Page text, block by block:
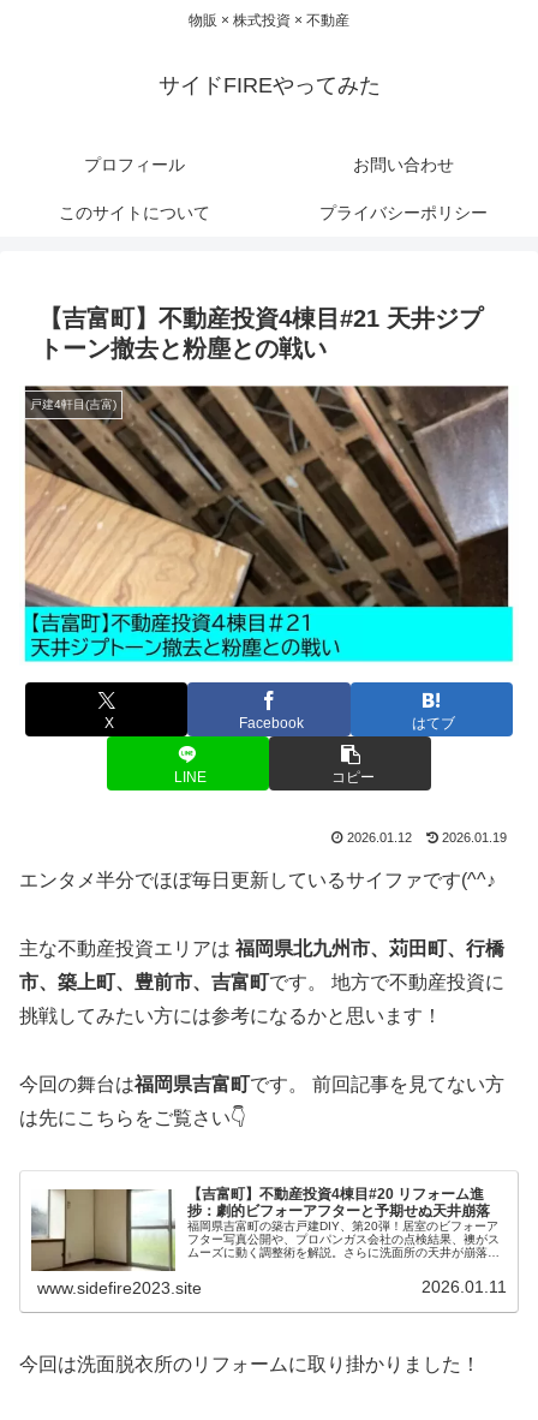
物販 × 株式投資 × 不動産
サイドFIREやってみた
プロフィール お問い合わせ
このサイトについて プライバシーポリシー
【吉富町】不動産投資4棟目#21 天井ジプ
トーン撤去と粉塵との戦い
戸建4軒目(吉富)
X Facebook はてブ
LINE コピー
2026.01.12 2026.01.19
エンタメ半分でほぼ毎日更新しているサイファです(^^♪
主な不動産投資エリアは 福岡県北九州市、苅田町、行橋
市、築上町、豊前市、吉富町です。 地方で不動産投資に
挑戦してみたい方には参考になるかと思います！
今回の舞台は福岡県吉富町です。 前回記事を見てない方
は先にこちらをご覧さい👇
【吉富町】不動産投資4棟目#20 リフォーム進
捗：劇的ビフォーアフターと予期せぬ天井崩落
福岡県吉富町の築古戸建DIY、第20弾！居室のビフォーア
フター写真公開や、プロパンガス会社の点検結果、襖がス
ムーズに動く調整術を解説。さらに洗面所の天井が崩落す
www.sidefire2023.site 2026.01.11
今回は洗面脱衣所のリフォームに取り掛かりました！